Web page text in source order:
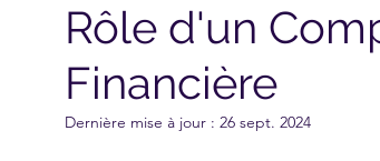
Rôle d'un
Financière
Dernière mise à jour : 26 sept. 2024